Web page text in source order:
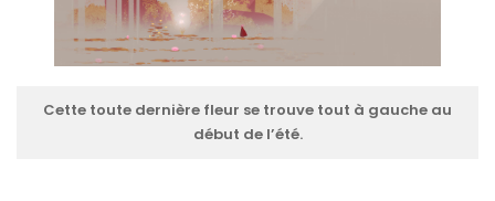
Cette toute dernière fleur se trouve tout à gauche au
début de l’été.